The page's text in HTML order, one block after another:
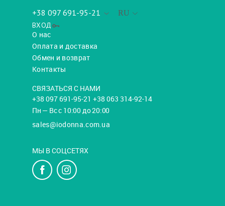
RU
+38 097 691-95-21
ВХОД
О нас
Оплата и доставка
Обмен и возврат
Контакты
СВЯЗАТЬСЯ С НАМИ
+38 097 691-95-21 +38 063 314-92-14
Пн — Вс с 10:00 до 20:00
sales@iodonna.com.ua
МЫ В СОЦСЕТЯХ